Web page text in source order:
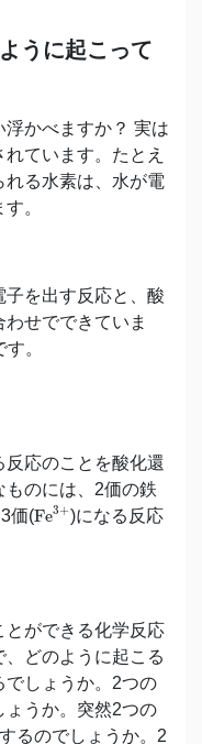
うに起こって
浮かべますか？ 実は
ています。たとえ
る水素は、水が電
。
子を出す反応と、酸
せでできていま
。
反応のことを酸化還
のには、2価の鉄
価(Fe3+
Fe3+
)になる反応
とができる化学反応
どのように起こる
でしょうか。2つの
ょうか。突然2つの
るのでしょうか。2